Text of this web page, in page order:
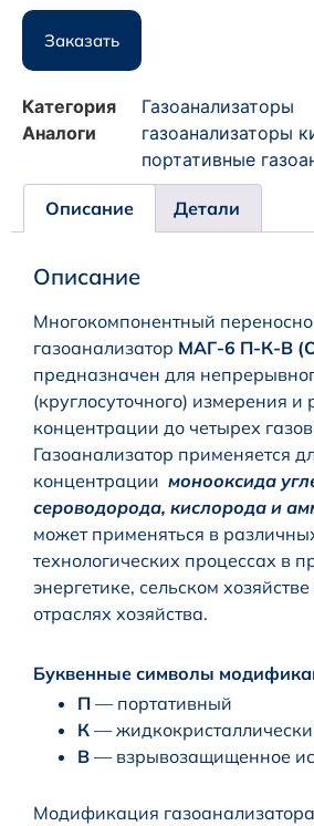
Заказать
Категория
Газоанализаторы
Аналоги
газоанализаторы
портативные
Описание Детали
Описание
Многокомпонентный
газоанализатор МАГ-6 П-К-В
предназначен для
(круглосуточного) измерения и
концентрации до четырех
Газоанализатор применяется
концентрации монооксида
сероводорода, кислорода и
может применяться в
технологических процессах в
энергетике, сельском
отраслях хозяйства.
Буквенные символы
П — портативный
К —
В — взрывозащищенное
Модификация